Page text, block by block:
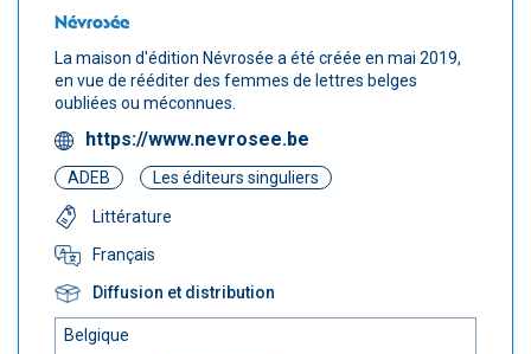
Névrosée
La maison d'édition Névrosée a été créée en mai 2019,
en vue de rééditer des femmes de lettres belges
oubliées ou méconnues.
https://www.nevrosee.be
ADEB Les éditeurs singuliers
Littérature
Français
Diffusion et distribution
Belgique